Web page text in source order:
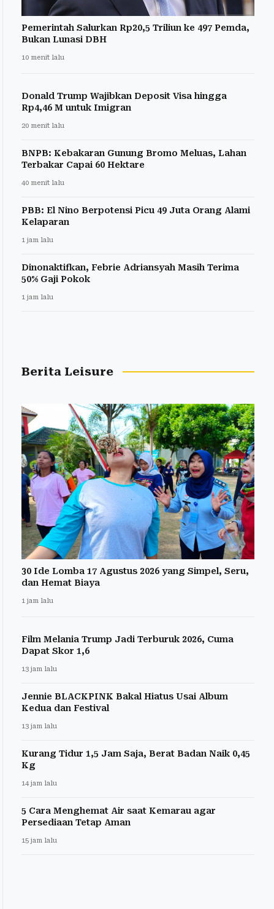
Pemerintah Salurkan Rp20,5 Triliun ke 497 Pemda,
Bukan Lunasi DBH
10 menit lalu
Donald Trump Wajibkan Deposit Visa hingga
Rp4,46 M untuk Imigran
20 menit lalu
BNPB: Kebakaran Gunung Bromo Meluas, Lahan
Terbakar Capai 60 Hektare
40 menit lalu
PBB: El Nino Berpotensi Picu 49 Juta Orang Alami
Kelaparan
1 jam lalu
Dinonaktifkan, Febrie Adriansyah Masih Terima
50% Gaji Pokok
1 jam lalu
Berita Leisure
30 Ide Lomba 17 Agustus 2026 yang Simpel, Seru,
dan Hemat Biaya
1 jam lalu
Film Melania Trump Jadi Terburuk 2026, Cuma
Dapat Skor 1,6
13 jam lalu
Jennie BLACKPINK Bakal Hiatus Usai Album
Kedua dan Festival
13 jam lalu
Kurang Tidur 1,5 Jam Saja, Berat Badan Naik 0,45
Kg
14 jam lalu
5 Cara Menghemat Air saat Kemarau agar
Persediaan Tetap Aman
15 jam lalu